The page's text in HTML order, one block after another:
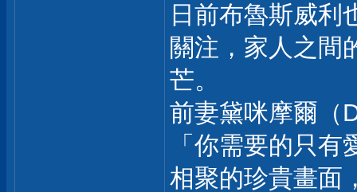
日前布魯斯威利
關注，家人之間
芒。
前妻黛咪摩爾（
「你需要的只
相聚的珍貴畫面